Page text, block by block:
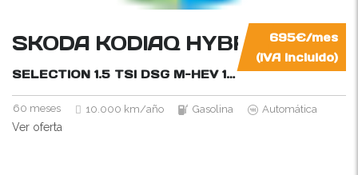
695€/mes
(IVA incluido)
SKODA KODIAQ HYBRID
SELECTION 1.5 TSI DSG M-HEV 150CV
60 meses 10.000 km/año Gasolina Automática
Ver oferta